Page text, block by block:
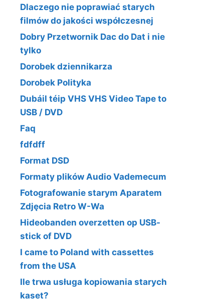
Dlaczego nie poprawiać starych
filmów do jakości współczesnej
Dobry Przetwornik Dac do Dat i nie
tylko
Dorobek dziennikarza
Dorobek Polityka
Dubáil téip VHS VHS Video Tape to
USB / DVD
Faq
fdfdff
Format DSD
Formaty plików Audio Vademecum
Fotografowanie starym Aparatem
Zdjęcia Retro W-Wa
Hideobanden overzetten op USB-
stick of DVD
I came to Poland with cassettes
from the USA
Ile trwa usługa kopiowania starych
kaset?